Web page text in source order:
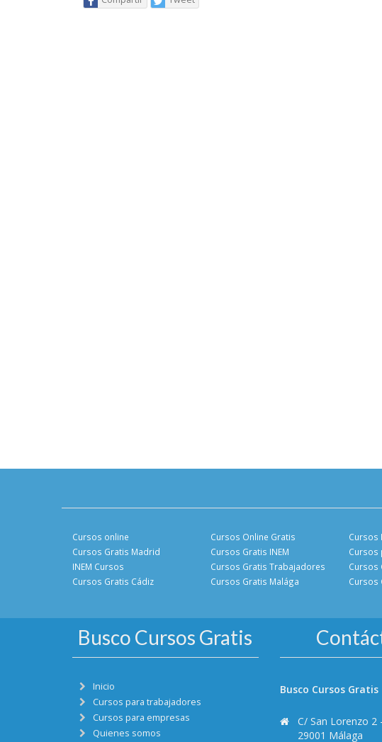
Cursos online
Cursos Gratis Madrid
INEM Cursos
Cursos Gratis Cádiz
Cursos Online Gratis
Cursos Gratis INEM
Cursos Gratis Trabajadores
Cursos Gratis Malága
Cursos
Cursos
Cursos
Cursos
Busco Cursos Gratis
Inicio
Cursos para trabajadores
Cursos para empresas
Quienes somos
Busco Cursos Gratis
C/ San Lorenzo 2
29001 Málaga